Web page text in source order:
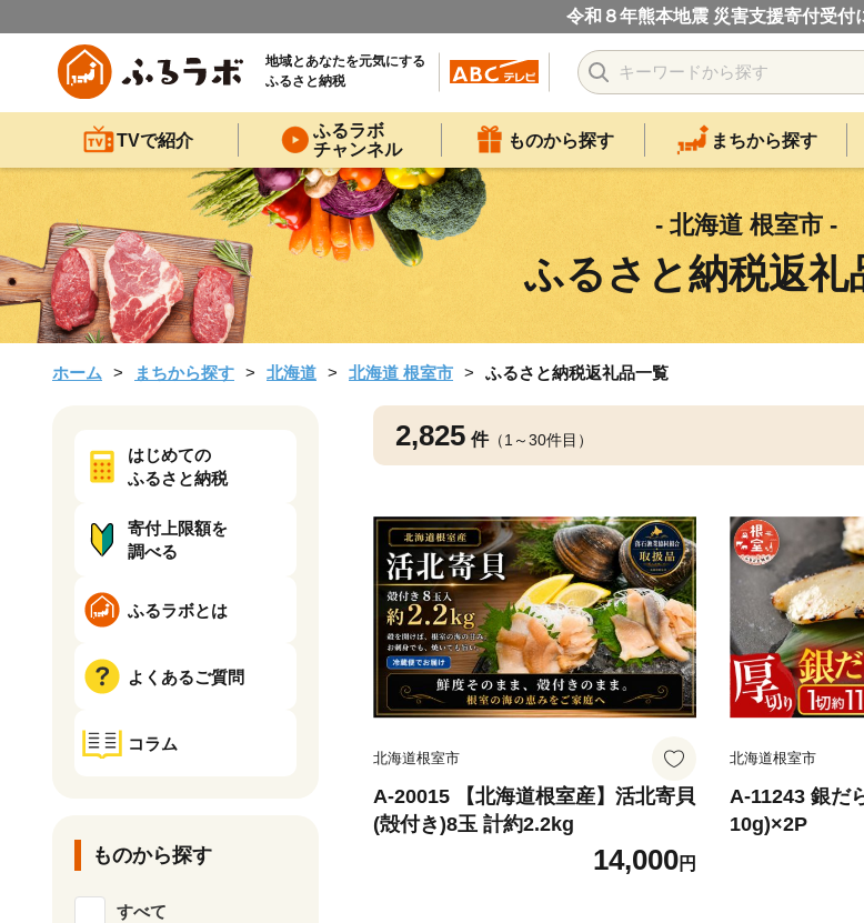
令和８年熊本地震 災害支援寄付受付
地域とあなたを元気にする
ふるさと納税
TVで紹介
ふるラボ
チャンネル
ものから探す まちから探す
- 北海道 根室市 -
ふるさと納税返礼
ホーム まちから探す 北海道 北海道 根室市 ふるさと納税返礼品一覧
2,825 件（1～30件目）
北海道根室市
A-20015 【北海道根室産】活北寄貝
(殻付き)8玉 計約2.2kg
14,000円
北海道根室市
A-11243 銀だ
10g)×2P
はじめての
ふるさと納税
寄付上限額を
調べる
ふるラボとは
よくあるご質問
コラム
ものから探す
すべて